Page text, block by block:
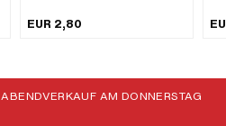
Material: Stahl · Oberfläche: verzinkt
(blau) · Anzahl Bestandteile: 1 Stk. ·
EUR 2,80
ABENDVERKAUF AM DONNERSTAG